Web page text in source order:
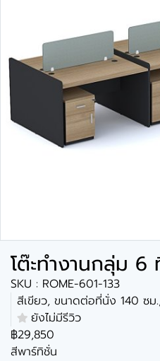
โต๊ะทำงานกลุ่ม 6
SKU : ROME-601-133
สีเขียว, ขนาดต่อที่นั่ง 140 ซ
ยังไม่มีรีวิว
฿29,850
สีพาร์ทิชั่น